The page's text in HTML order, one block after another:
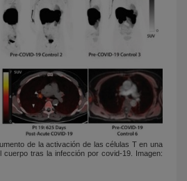
de la activación de las células T en una
cuerpo tras la infección por covid-19. Imagen: